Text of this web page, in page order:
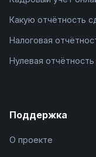
Какую отчётность
Налоговая
Нулевая отчётность
Поддержка
О проекте